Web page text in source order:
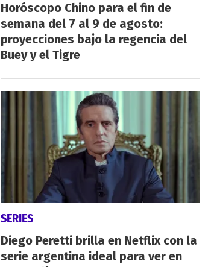
Horóscopo Chino para el fin de
semana del 7 al 9 de agosto:
proyecciones bajo la regencia del
Buey y el Tigre
SERIES
Diego Peretti brilla en Netflix con la
serie argentina ideal para ver en